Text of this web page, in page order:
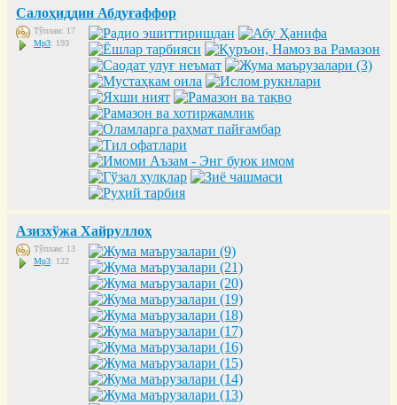
Салоҳиддин Абдуғаффор
Тўплам: 17
Mp3: 193
Азизхўжа Хайруллоҳ
Тўплам: 13
Mp3: 122